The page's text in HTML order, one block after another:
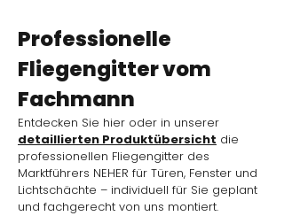
Professionelle
Fliegengitter vom
Fachmann
Entdecken Sie hier oder in unserer
detaillierten Produktübersicht die
professionellen Fliegengitter des
Marktführers NEHER für Türen, Fenster und
Lichtschächte – individuell für Sie geplant
und fachgerecht von uns montiert.